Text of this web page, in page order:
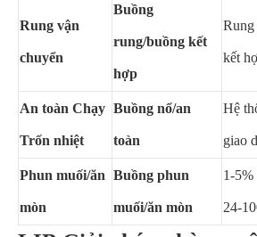
Rung vận
chuyển
Buồng
rung/buồng kết
hợp
Rung
kết
An toàn Chạy
Trốn nhiệt
Buồng nổ/an
toàn
Hệ
giao
Phun muối/ăn
mòn
Buồng phun
muối/ăn mòn
1-5%
24-